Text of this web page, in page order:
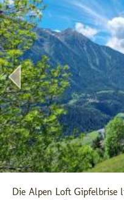
Die Alpen Loft Gipfelbrise